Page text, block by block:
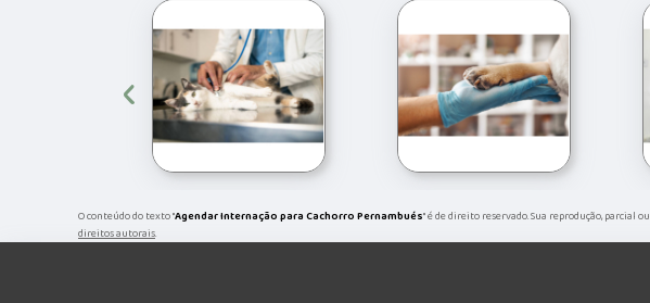
‹
O conteúdo do texto "Agendar Internação para Cachorro Pernambués" é de direito reservado. Sua reprodução, parcial
direitos autorais.